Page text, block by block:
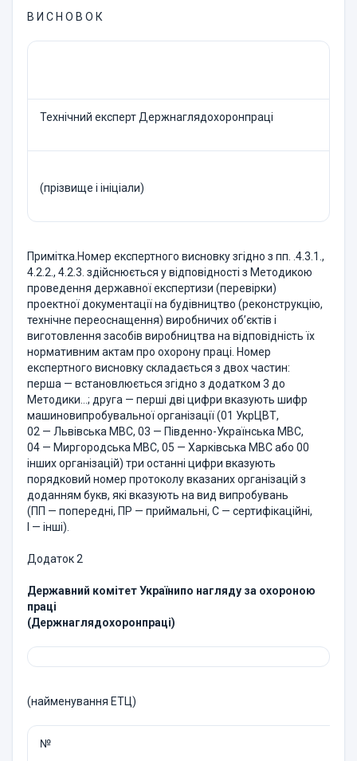
В И С Н О В О К
Технічний експерт Держнаглядохоронпраці
(прізвище і ініціали)
Примітка.Номер експертного висновку згідно з пп. .4.3.1.,
4.2.2., 4.2.3. здійснюється у відповідності з Методикою
проведення державної експертизи (перевірки)
проектної документації на будівництво (реконструкцію,
технічне переоснащення) виробничих об’єктів і
виготовлення засобів виробництва на відповідність їх
нормативним актам про охорону праці. Номер
експертного висновку складається з двох частин:
перша — встановлюється згідно з додатком 3 до
Методики…; друга — перші дві цифри вказують шифр
машиновипробувальної організації (01 УкрЦВТ,
02 — Львівська МВС, 03 — Південно-Українська МВС,
04 — Миргородська МВС, 05 — Харківська МВС або 00
інших організацій) три останні цифри вказують
порядковий номер протоколу вказаних організацій з
доданням букв, які вказують на вид випробувань
(ПП — попередні, ПР — приймальні, С — сертифікаційні,
І — інші).
Додаток 2
Державний комітет Українипо нагляду за охороною
праці
(Держнаглядохоронпраці)
(найменування ЕТЦ)
№